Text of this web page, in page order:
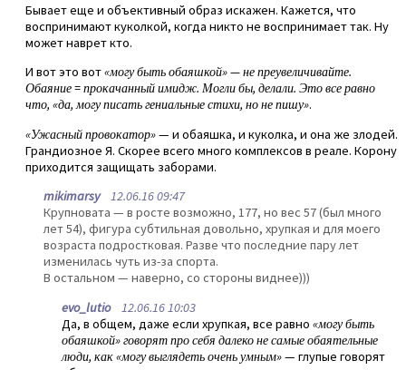
Бывает еще и объективный образ искажен. Кажется, что
воспринимают куколкой, когда никто не воспринимает так. Ну
может наврет кто.
И вот это вот«могу быть обаяшкой» — не преувеличивайте.
Обаяние = прокачанный имидж. Могли бы, делали. Это все равно
что, «да, могу писать гениальные стихи, но не пишу».
«Ужасный провокатор»— и обаяшка, и куколка, и она же злодей.
Грандиозное Я. Скорее всего много комплексов в реале. Корону
приходится защищать заборами.
mikimarsy12.06.16 09:47
Крупновата — в росте возможно, 177, но вес 57 (был много
лет 54), фигура субтильная довольно, хрупкая и для моего
возраста подростковая. Разве что последние пару лет
изменилась чуть из-за спорта.
В остальном — наверно, со стороны виднее)))
evo_lutio12.06.16 10:03
Да, в общем, даже если хрупкая, все равно «могу быть
обаяшкой» говорят про себя далеко не самые обаятельные
люди, как «могу выглядеть очень умным»— глупые говорят